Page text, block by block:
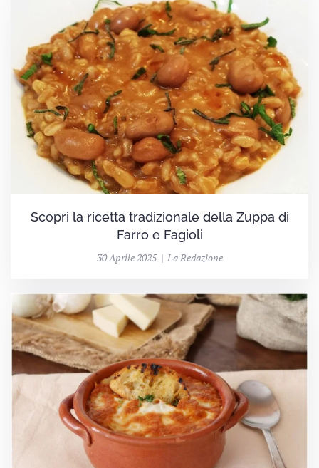
Scopri la ricetta tradizionale della Zuppa di
Farro e Fagioli
30 Aprile 2025 | La Redazione